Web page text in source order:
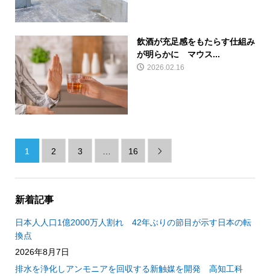
飲酒が充足感をもたらす仕組み
が明らかに マウス...
2026.02.16
1 2 3 16 
新着記事
日本人人口1億2000万人割れ 42年ぶりの節目が示す日本の転
換点
2026年8月7日
排水を浄化しアンモニアを回収する新触媒を開発 高知工科